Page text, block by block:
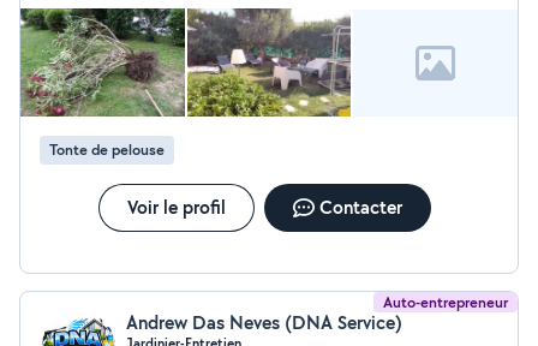
Tonte de pelouse
Voir le profil Contacter
Auto-entrepreneur
Andrew Das Neves (DNA Service)